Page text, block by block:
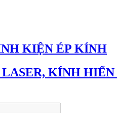
KIỆN ÉP KÍNH
KÍNH